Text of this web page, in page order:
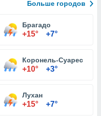
Больше городов
Брагадо
+15° +7°
Коронель-Суарес
+10° +3°
Лухан
+15° +7°